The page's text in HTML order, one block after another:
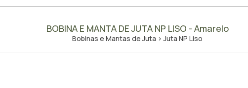
BOBINA E MANTA DE JUTA NP LISO - Amarelo
Bobinas e Mantas de Juta > Juta NP Liso